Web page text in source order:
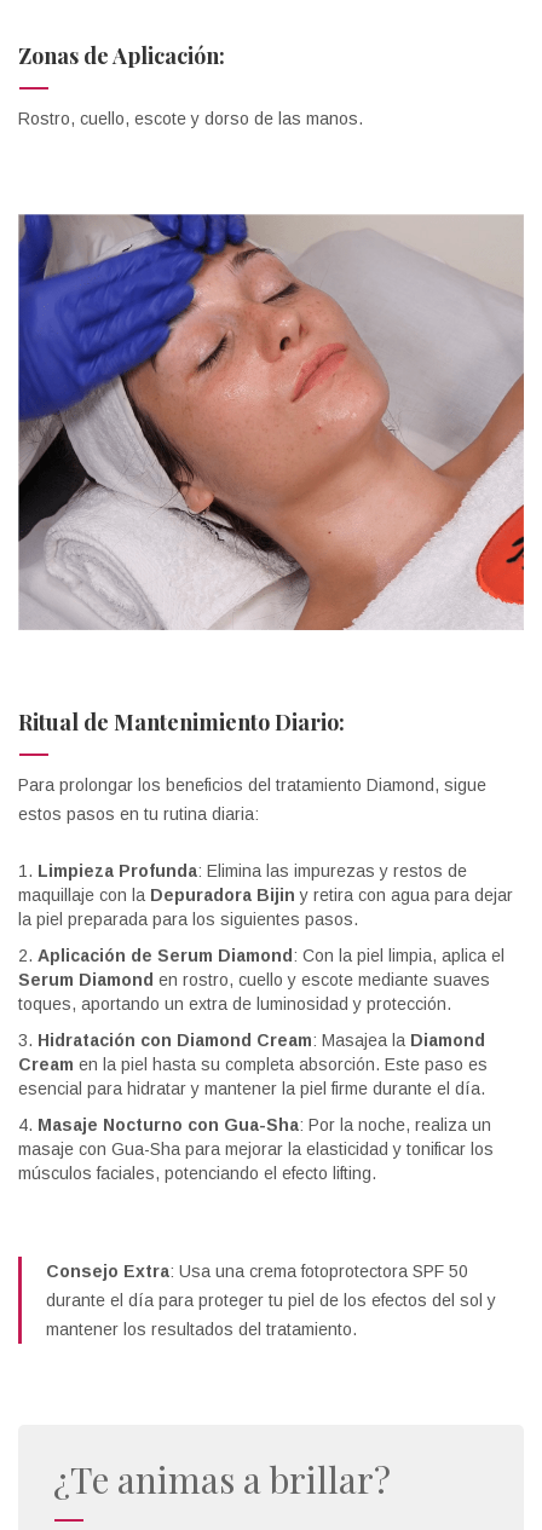
Zonas de Aplicación:
Rostro, cuello, escote y dorso de las manos.
Ritual de Mantenimiento Diario:
Para prolongar los beneficios del tratamiento Diamond, sigue
estos pasos en tu rutina diaria:
Limpieza Profunda: Elimina las impurezas y restos de
maquillaje con la Depuradora Bijin y retira con agua para dejar
la piel preparada para los siguientes pasos.
Aplicación de Serum Diamond: Con la piel limpia, aplica el
Serum Diamond en rostro, cuello y escote mediante suaves
toques, aportando un extra de luminosidad y protección.
Hidratación con Diamond Cream: Masajea la Diamond
Cream en la piel hasta su completa absorción. Este paso es
esencial para hidratar y mantener la piel firme durante el día.
Masaje Nocturno con Gua-Sha: Por la noche, realiza un
masaje con Gua-Sha para mejorar la elasticidad y tonificar los
músculos faciales, potenciando el efecto lifting.
Consejo Extra: Usa una crema fotoprotectora SPF 50
durante el día para proteger tu piel de los efectos del sol y
mantener los resultados del tratamiento.
¿Te animas a brillar?